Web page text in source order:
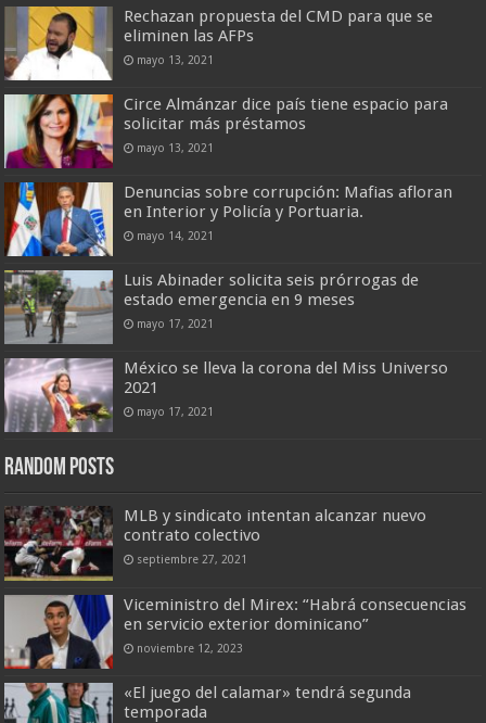
Rechazan propuesta del CMD para que se
eliminen las AFPs
mayo 13, 2021
Circe Almánzar dice país tiene espacio para
solicitar más préstamos
mayo 13, 2021
Denuncias sobre corrupción: Mafias afloran
en Interior y Policía y Portuaria.
mayo 14, 2021
Luis Abinader solicita seis prórrogas de
estado emergencia en 9 meses
mayo 17, 2021
México se lleva la corona del Miss Universo
2021
mayo 17, 2021
Random Posts
MLB y sindicato intentan alcanzar nuevo
contrato colectivo
septiembre 27, 2021
Viceministro del Mirex: “Habrá consecuencias
en servicio exterior dominicano”
noviembre 12, 2023
«El juego del calamar» tendrá segunda
temporada